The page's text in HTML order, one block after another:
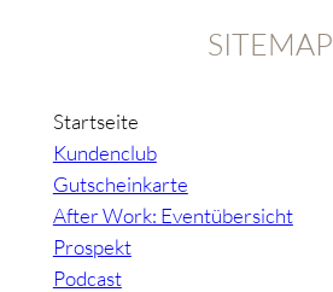
SITEMAP
Startseite
Kundenclub
Gutscheinkarte
After Work: Eventübersicht
Prospekt
Podcast